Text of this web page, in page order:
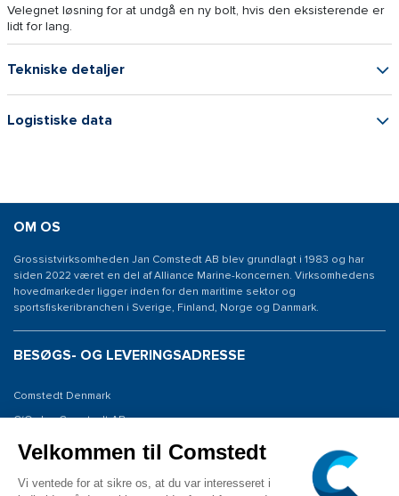
Velegnet løsning for at undgå en ny bolt, hvis den eksisterende er
lidt for lang.
Tekniske detaljer
Logistiske data
OM OS
Grossistvirksomheden Jan Comstedt AB blev grundlagt i 1983 og har
siden 2022 været en del af Alliance Marine-koncernen. Virksomhedens
hovedmarkeder ligger inden for den maritime sektor og
sportsfiskeribranchen i Sverige, Finland, Norge og Danmark.
BESØGS- OG LEVERINGSADRESSE
Comstedt Denmark
C/O: Jan Comstedt AB
Niels Bohrsvej 7
Denmark